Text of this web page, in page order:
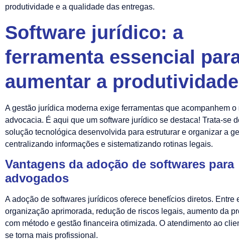
produtividade e a qualidade das entregas.
Software jurídico: a
ferramenta essencial
aumentar a produtividade
A gestão jurídica moderna exige ferramentas que acompanhem o
advocacia. É aqui que um software jurídico se destaca! Trata-se
solução tecnológica desenvolvida para estruturar e organizar a
centralizando informações e sistematizando rotinas legais.
Vantagens da adoção de softwares para
advogados
A adoção de softwares jurídicos oferece benefícios diretos. Entre
organização aprimorada, redução de riscos legais, aumento da
com método e gestão financeira otimizada. O atendimento ao
se torna mais profissional.